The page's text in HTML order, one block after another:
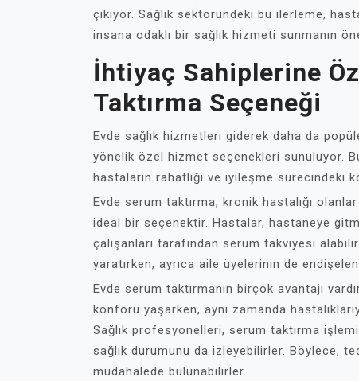
çıkıyor. Sağlık sektöründeki bu ilerleme,
insana odaklı bir sağlık hizmeti sunmanın
İhtiyaç Sahiplerine
Taktırma Seçeneği
Evde sağlık hizmetleri giderek daha da
yönelik özel hizmet seçenekleri sunuluyor.
hastaların rahatlığı ve iyileşme sürecindeki
Evde serum taktırma, kronik hastalığı
ideal bir seçenektir. Hastalar, hastaneye
çalışanları tarafından serum takviyesi
yaratırken, ayrıca aile üyelerinin de
Evde serum taktırmanın birçok avantajı
konforu yaşarken, aynı zamanda
Sağlık profesyonelleri, serum taktırma
sağlık durumunu da izleyebilirler. Böylece,
müdahalede bulunabilirler.